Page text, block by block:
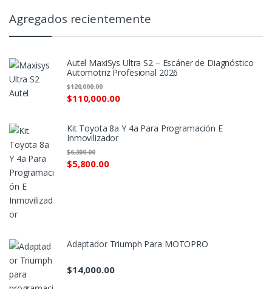
Agregados recientemente
Autel MaxiSys Ultra S2 – Escáner de Diagnóstico
Automotriz Profesional 2026
$110,000.00
$120,000.00
Kit Toyota 8a Y 4a Para Programación E
Inmovilizador
$5,800.00
$6,300.00
Adaptador Triumph Para MOTOPRO
$14,000.00